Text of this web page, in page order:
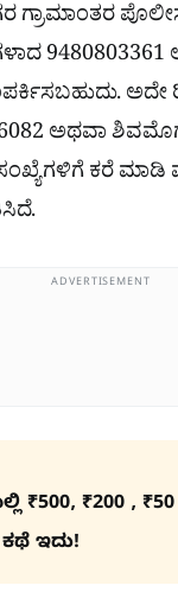
ಗ್ರಾಮಾಂತರ
9480803361
ಅದೇ
ಅಥವಾ
ಕರೆ
ADVERTISEMENT
₹500, ₹200 ,
ಇದು!